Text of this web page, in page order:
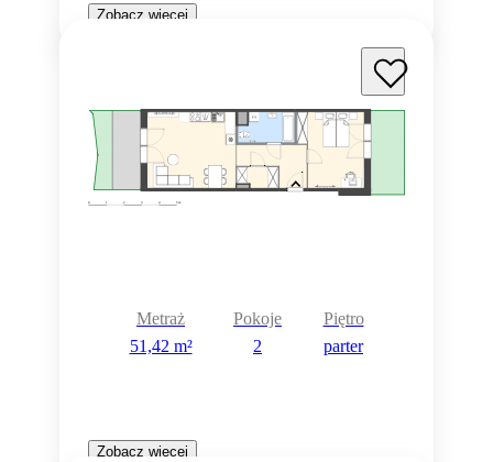
Zobacz więcej
Metraż
51,42 m²
Pokoje
2
Piętro
parter
Zobacz więcej